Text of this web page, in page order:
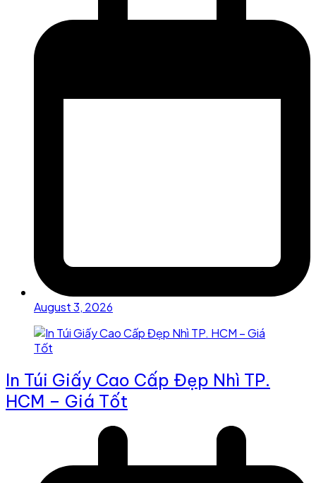
August 3, 2026
In Túi Giấy Cao Cấp Đẹp Nhì TP.
HCM – Giá Tốt